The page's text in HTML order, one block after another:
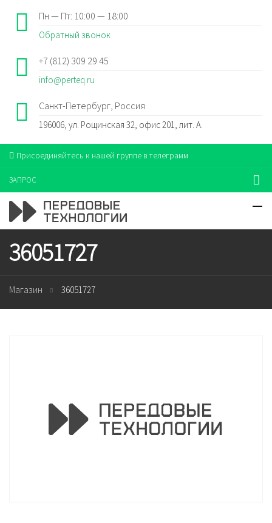
Пн — Пт: 10:00 — 18:00
Обратный звонок
+7 (812) 309 29 45
info@perteq.ru
Санкт-Петербург, Россия
196006, ул. Рощинская 32, офис 201, лит. А.
Присоединяйтесь к нашей группе в телеграмм
ЗАПРОС
36051727
Магазин 36051727